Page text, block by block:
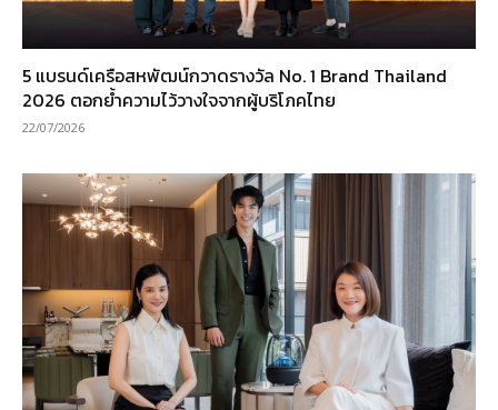
5 แบรนด์เครือสหพัฒน์กวาดรางวัล No. 1 Brand Thailand
2026 ตอกย้ำความไว้วางใจจากผู้บริโภคไทย
22/07/2026